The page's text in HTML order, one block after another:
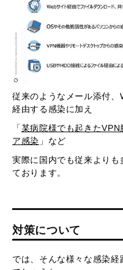
従来のようなメール添付
経由する感染に加え
「某病院様でも起きた
ア感染 」など
実際に国内でも従来よりも
ております。
対策について
では、そんな様々な感染